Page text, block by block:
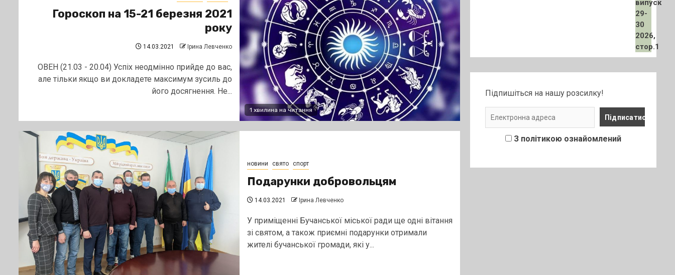
1 хвилина на читання
Гороскоп на 15-21 березня 2021
року
14.03.2021 Ірина Левченко
ОВЕН (21.03 - 20.04) Успіх неодмінно прийде до вас,
але тільки якщо ви докладете максимум зусиль до
його досягнення. Не...
новини свято спорт
Подарунки добровольцям
14.03.2021 Ірина Левченко
У приміщенні Бучанської міської ради ще одні вітання
зі святом, а також приємні подарунки отримали
жителі бучанської громади, які у...
Підпишіться на нашу розсилку!
З політикою ознайомлений